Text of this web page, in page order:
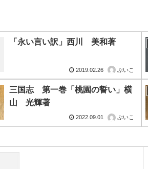
「永い言い訳」西川 美和著
2019.02.26 ぶいこ
三国志 第一巻「桃園の誓い」横
山 光輝著
2022.09.01 ぶいこ